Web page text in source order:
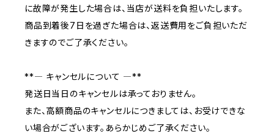
に故障が発生した場合は、当店が送料を負担いたします。
商品到着後7日を過ぎた場合は、返送費用をご負担いただ
きますのでご了承ください。
**― キャンセルについて ―**
発送日当日のキャンセルは承っておりません。
また、高額商品のキャンセルにつきましては、お受けできな
い場合がございます。あらかじめご了承ください。